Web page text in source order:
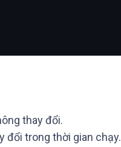
thay đổi.
đổi trong thời gian chạy.